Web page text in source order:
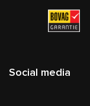
Social media